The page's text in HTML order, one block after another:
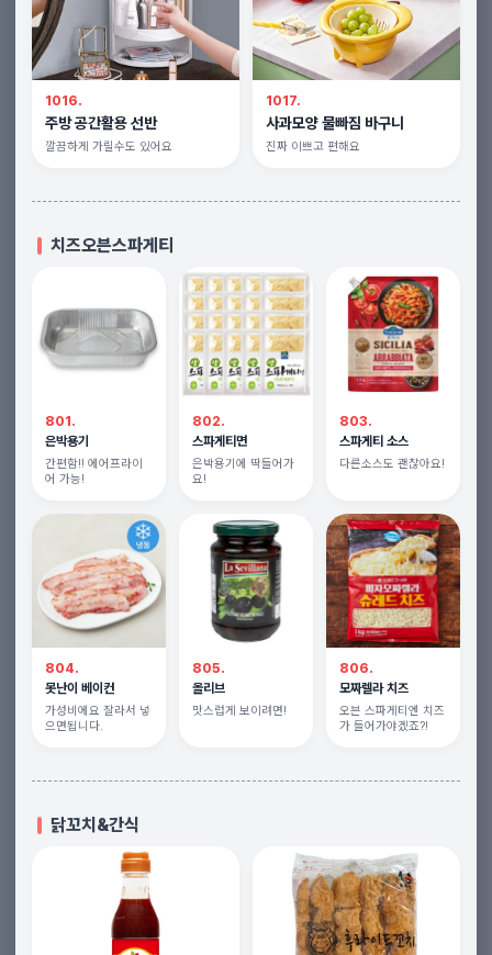
1016.
주방 공간활용 선반
깔끔하게 가릴수도 있어요
1017.
사과모양 물빠짐 바구니
진짜 이쁘고 편해요
치즈오븐스파게티
801.
은박용기
간편함!! 에어프라이
어 가능!
802.
스파게티면
은박용기에 딱들어가
요!
803.
스파게티 소스
다른소스도 괜찮아요!
804.
못난이 베이컨
가성비에요 잘라서 넣
으면됩니다.
805.
올리브
맛스럽게 보이려면!
806.
모짜렐라 치즈
오븐 스파게티엔 치즈
가 들어가야겠죠?!
닭꼬치&간식